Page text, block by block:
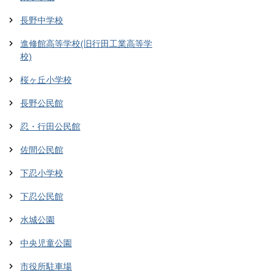
長野中学校
進修館高等学校(旧行田工業高等学
校)
桜ヶ丘小学校
長野公民館
忍・行田公民館
佐間公民館
下忍小学校
下忍公民館
水城公園
中央児童公園
市役所駐車場